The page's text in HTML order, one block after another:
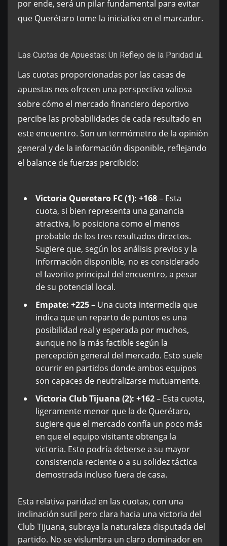
por ende, será un pilar fundamental para evitar
que Querétaro tome la iniciativa en el marcador.
Las Cuotas de Apuestas: Un Reflejo de la Paridad 📊
Las cuotas proporcionadas por las casas de
apuestas nos ofrecen una perspectiva valiosa
sobre cómo el mercado financiero deportivo
percibe las probabilidades de cada resultado en
este encuentro. Son un termómetro de la opinión
general y de la información disponible, reflejando
el balance de fuerzas percibido:
Victoria Queretaro FC (1): +168– Esta
cuota, si bien representa una ganancia
atractiva, lo posiciona como el menos
probable de los tres resultados directos.
Sugiere que, según los análisis previos y la
información disponible, no es considerado
el favorito principal del encuentro, a pesar
de su potencial local.
Empate: +225– Una cuota intermedia que
indica que un reparto de puntos es una
posibilidad real y esperada por muchos,
aunque no la más factible según la
percepción general del mercado. Esto suele
ocurrir en partidos donde ambos equipos
son capaces de neutralizarse mutuamente.
Victoria Club Tijuana (2): +162– Esta cuota,
ligeramente menor que la de Querétaro,
sugiere que el mercado confía un poco más
en que el equipo visitante obtenga la
victoria. Esto podría deberse a su mayor
consistencia reciente o a su solidez táctica
demostrada incluso fuera de casa.
Esta relativa paridad en las cuotas, con una
inclinación sutil pero clara hacia una victoria del
Club Tijuana, subraya la naturaleza disputada del
partido. No se vislumbra un claro dominador en